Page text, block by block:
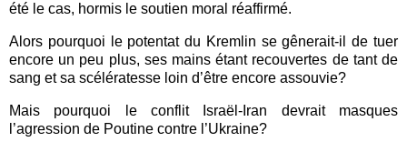
été le cas, hormis le soutien moral réaffirmé.
Alors pourquoi le potentat du Kremlin se gênerait-il de tuer
encore un peu plus, ses mains étant recouvertes de tant de
sang et sa scélératesse loin d’être encore assouvie?
Mais pourquoi le conflit Israël-Iran devrait masques
l’agression de Poutine contre l’Ukraine?